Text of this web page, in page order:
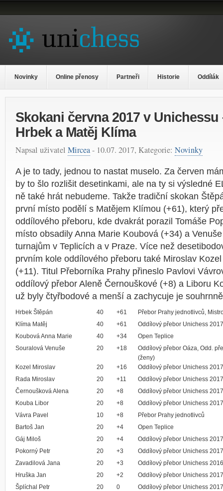
Novinky Online přenosy Partneři Historie Oddílák
Skokani června 2017 v Unichessu
Hrbek a Matěj Klíma
Napsal uživatel Mircea- 10.07. 2017, Kategorie: Novinky
A je to tady, jednou to nastat muselo. Za červen
by to šlo rozlišit desetinkami, ale na ty si výsledné
ně také hrát nebudeme. Takže tradiční skokan
první místo podělí s Matějem Klímou (+61), který
oddílového přeboru, kde dvakrát porazil Tomáše
místo obsadily Anna Marie Koubová (+34) a
turnajům v Teplicích a v Praze. Více než
prvním kole oddílového přeboru také Miroslav
(+11). Titul Přeborníka Prahy přineslo Pavlovi
oddílový přebor Aleně Černouškové (+8) a Liboru
už byly čtyřbodové a menší a zachycuje je
Hrbek Štěpán 40 +61
Přebor Prahy jednotlivců,
Klíma Matěj
40 +61
Oddílový přebor Unichess 2017
Koubová Anna Marie
40 +34
Open Teplice
Souralová Venuše
20 +18
Oddílový přebor Oáza, Odd.
(ženy)
Kozel Miroslav
20 +16
Oddílový přebor Unichess 2017
Rada Miroslav
20 +11
Oddílový přebor Unichess 2017
Černoušková Alena
20 +8
Oddílový přebor Unichess
Kouba Libor
20 +8
Oddílový přebor Unichess 2017
Vávra Pavel
10 +8
Přebor Prahy jednotlivců
Bartoš Jan
20 +4
Open Teplice
Gáj Miloš
20 +4
Oddílový přebor Unichess 2017
Pokorný Petr
20 +3
Oddílový přebor Unichess 2017
Zavadilová Jana
20 +3
Oddílový přebor Unichess
Hruška Jan
20 +2
Oddílový přebor Unichess 2017
Šplíchal Petr
20 0
Oddílový přebor Unichess 2017